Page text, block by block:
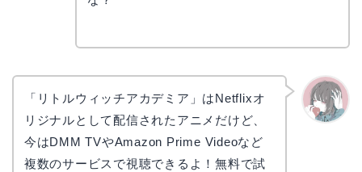
「リトルウィッチアカデミア」はNetflixオ
リジナルとして配信されたアニメだけど、
今はDMM TVやAmazon Prime Videoなど
複数のサービスで視聴できるよ！無料で試